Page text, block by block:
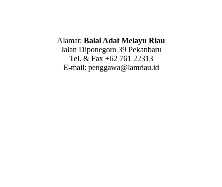
Alamat: Balai Adat Melayu Riau
Jalan Diponegoro 39 Pekanbaru
Tel. & Fax +62 761 22313
E-mail: penggawa@lamriau.id